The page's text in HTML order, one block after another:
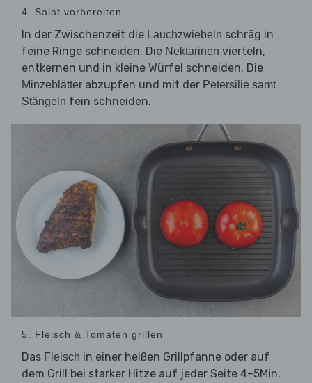
4. Salat vorbereiten
In der Zwischenzeit die Lauchzwiebeln schräg in
feine Ringe schneiden. Die Nektarinen vierteln,
entkernen und in kleine Würfel schneiden. Die
Minzeblätter abzupfen und mit der Petersilie samt
Stängeln fein schneiden.
5. Fleisch & Tomaten grillen
Das Fleisch in einer heißen Grillpfanne oder auf
dem Grill bei starker Hitze auf jeder Seite 4–5Min.